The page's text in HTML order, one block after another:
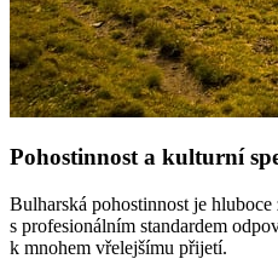
Pohostinnost a kulturní
Bulharská pohostinnost je
s profesionálním standardem
k mnohem vřelejšímu přijetí.